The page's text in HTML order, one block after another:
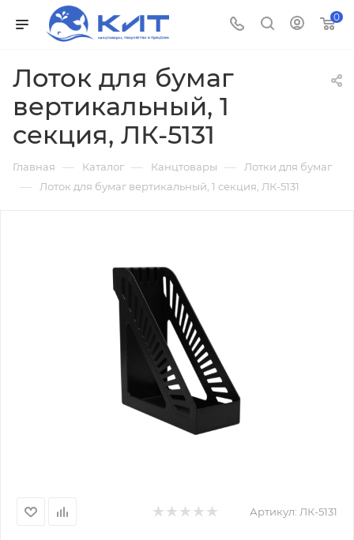
0
Лоток для бумаг
вертикальный, 1
секция, ЛК-5131
Главная — Каталог — Канцтовары — Лотки для бумаг
— Лоток для бумаг вертикальный, 1 секция, ЛК-5131
Артикул: ЛК-5131